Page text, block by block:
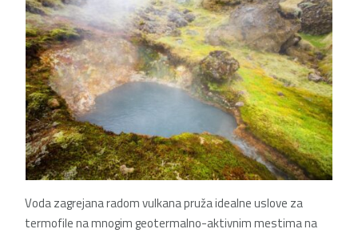
Voda zagrejana radom vulkana pruža idealne uslove za
termofile na mnogim geotermalno-aktivnim mestima na